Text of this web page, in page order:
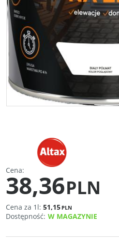
Cena:
38,36PLN
Cena za 1l: 51,15 PLN
Dostępność: W MAGAZYNIE